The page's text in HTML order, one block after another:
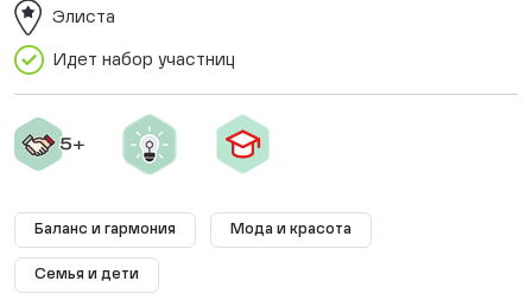
Идет набор участниц
Элиста
Баланс и гармония Мода и красота
Семья и дети